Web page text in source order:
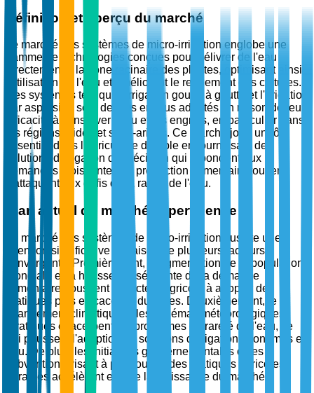
Définition et aperçu du marché
Le marché des systèmes de micro-irrigation englobe une
gamme de technologies conçues pour délivrer de l'eau
directement à la zone racinaire des plantes, optimisant ainsi
l'utilisation de l'eau et améliorant le rendement des cultures.
Des systèmes tels que l'irrigation goutte à goutte et l'irrigation
par aspersion sont de plus en plus adoptés en raison de leur
efficacité à conserver l'eau et les engrais, en particulier dans
les régions arides et semi-arides. Ce marché joue un rôle
essentiel dans l'agriculture durable en fournissant des
solutions d'irrigation de précision qui répondent aux
demandes croissantes de production alimentaire tout en
s'attaquant aux défis de la rareté de l'eau.
Élan actuel du marché et pertinence
Le marché des systèmes de micro-irrigation suscite une
attention significative en raison de plusieurs facteurs
convergents. Premièrement, l'augmentation de la population
mondiale et la hausse subséquente de la demande
alimentaire poussent le secteur agricole à adopter des
pratiques plus efficaces et durables. Deuxièmement, le
changement climatique et les schémas météorologiques
erratiques exacerbent les problèmes de rareté de l'eau, ce
qui pousse à l'adoption de solutions d'irrigation économes en
eau. De plus, les initiatives gouvernementales et les
subventions visant à promouvoir des pratiques agricoles
durables accélèrent encore la croissance du marché.